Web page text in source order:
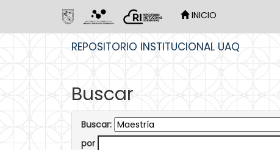
INICIO
REPOSITORIO INSTITUCIONAL UAQ
Buscar
Buscar:
por